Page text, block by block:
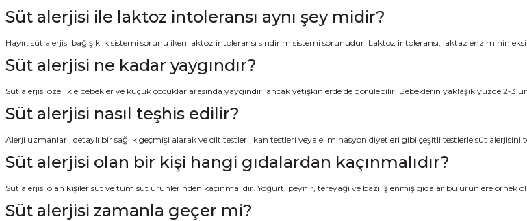
Süt alerjisi ile laktoz intoleransı aynı şey midir?
Hayır, süt alerjisi bağışıklık sistemi sorunu iken laktoz intoleransı sindirim sistemi sorunudur. Laktoz intoleransı, laktaz enziminin
Süt alerjisi ne kadar yaygındır?
Süt alerjisi özellikle bebekler ve küçük çocuklar arasında yaygındır, ancak yetişkinlerde de görülebilir. Bebeklerin yaklaşık yüzde 2-
Süt alerjisi nasıl teşhis edilir?
Alerji uzmanları, detaylı bir sağlık geçmişi alarak ve cilt testleri, kan testleri veya eliminasyon diyetleri gibi çeşitli testlerle süt alerjisini
Süt alerjisi olan bir kişi hangi gıdalardan kaçınmalıdır?
Süt alerjisi olan kişiler süt ve tüm süt ürünlerinden kaçınmalıdır. Yoğurt, peynir, tereyağı ve bazı işlenmiş gıdalar bu ürünlere örnek
Süt alerjisi zamanla geçer mi?